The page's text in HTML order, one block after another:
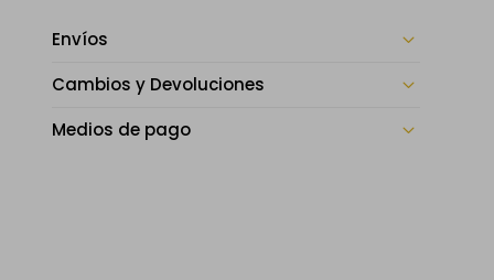
Envíos
Cambios y Devoluciones
Medios de pago